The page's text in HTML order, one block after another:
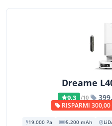
Dreame
9,3 /10
RISPARMI 300,00
19.000 Pa 5.200 mAh